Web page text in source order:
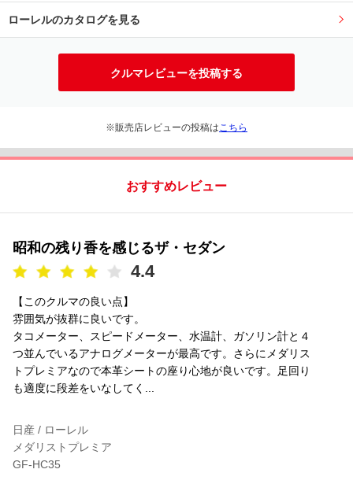
ローレルのカタログを見る
クルマレビューを投稿する
※販売店レビューの投稿は こちら
おすすめレビュー
昭和の残り香を感じるザ・セダン
4.4
【このクルマの良い点】
雰囲気が抜群に良いです。
タコメーター、スピードメーター、水温計、ガソリン計と４
つ並んでいるアナログメーターが最高です。さらにメダリス
トプレミアなので本革シートの座り心地が良いです。足回り
も適度に段差をいなしてく...
日産 / ローレル
メダリストプレミア
GF-HC35